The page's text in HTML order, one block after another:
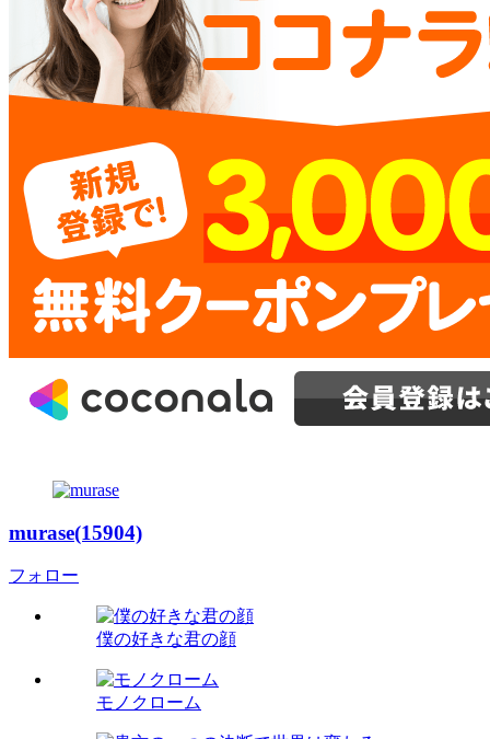
murase(15904)
フォロー
僕の好きな君の顔
モノクローム